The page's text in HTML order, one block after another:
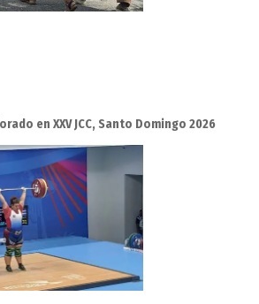
en XXV JCC, Santo Domingo 2026